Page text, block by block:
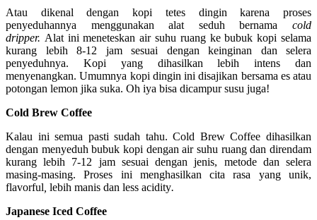
Atau dikenal dengan kopi tetes dingin karena proses
penyeduhannya menggunakan alat seduh bernama cold
dripper. Alat ini meneteskan air suhu ruang ke bubuk kopi selama
kurang lebih 8-12 jam sesuai dengan keinginan dan selera
penyeduhnya. Kopi yang dihasilkan lebih intens dan
menyenangkan. Umumnya kopi dingin ini disajikan bersama es atau
potongan lemon jika suka. Oh iya bisa dicampur susu juga!
Cold Brew Coffee
Kalau ini semua pasti sudah tahu. Cold Brew Coffee dihasilkan
dengan menyeduh bubuk kopi dengan air suhu ruang dan direndam
kurang lebih 7-12 jam sesuai dengan jenis, metode dan selera
masing-masing. Proses ini menghasilkan cita rasa yang unik,
flavorful lebih manis dan less acidity.
Japanese Iced Coffee